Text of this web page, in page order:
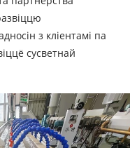
з кліентамі па
сусветнай